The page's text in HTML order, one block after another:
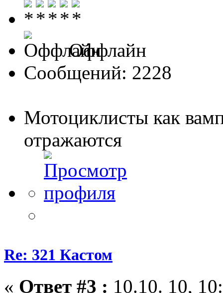
Оффлайн
Сообщений: 2228
Мотоциклисты как
отражаются
Re: 321 Кастом
« Ответ #3 : 10.10. 10,